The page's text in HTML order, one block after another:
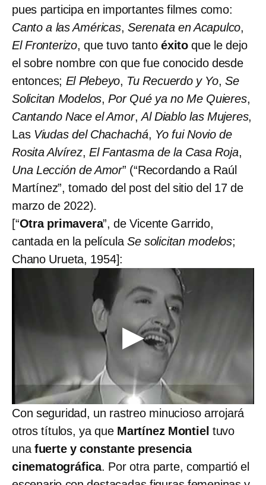
pues participa en importantes filmes como:
Canto a las Américas,Serenata en Acapulco,
El Fronterizo, que tuvo tanto éxito que le dejo
el sobre nombre con que fue conocido desde
entonces; El Plebeyo, Tu Recuerdo y Yo,Se
Solicitan Modelos,Por Qué ya no Me Quieres,
Cantando Nace el Amor,Al Diablo las Mujeres,
Las Viudas del Chachachá, Yo fui Novio de
Rosita Alvírez,El Fantasma de la Casa Roja,
Una Lección de Amor” (“Recordando a Raúl
Martínez”, tomado del post del sitio del 17 de
marzo de 2022).
[“Otra primavera”, de Vicente Garrido,
cantada en la película Se solicitan modelos;
Chano Urueta, 1954]:
Con seguridad, un rastreo minucioso arrojará
otros títulos, ya que Martínez Montiel tuvo
unafuerte y constante presencia
cinematográfica. Por otra parte, compartió el